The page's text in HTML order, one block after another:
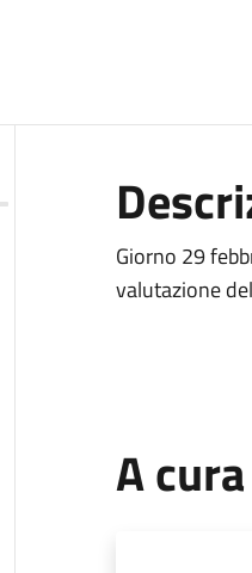
Giorno 29
valutazione
A